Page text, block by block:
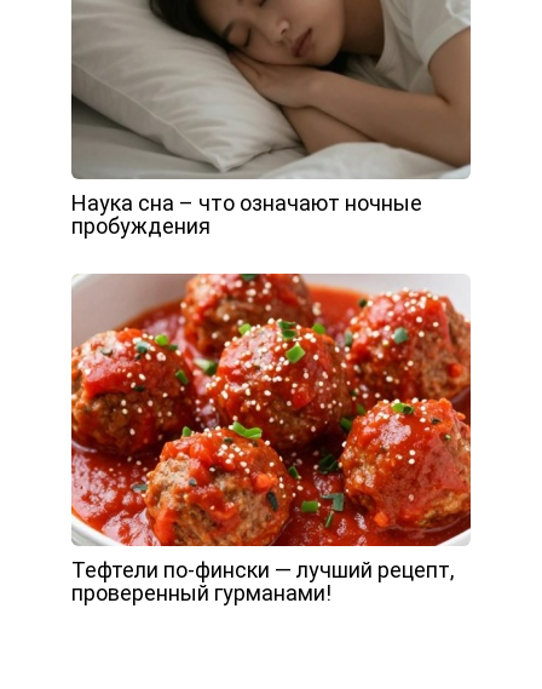
Наука сна – что означают ночные
пробуждения
Тефтели по-фински — лучший рецепт,
проверенный гурманами!